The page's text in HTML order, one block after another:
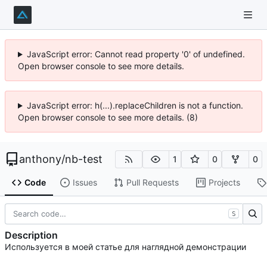
JavaScript error: Cannot read property '0' of undefined.
Open browser console to see more details.
JavaScript error: h(...).replaceChildren is not a function.
Open browser console to see more details. (8)
anthony/nb-test 1 0 0
Code Issues Pull Requests Projects
S
Description
Используется в моей статье для наглядной демонстрации